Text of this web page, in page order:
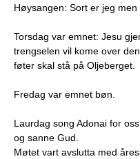
Høysangen: Sort er jeg men
Torsdag var emnet: Jesu
trengselen vil kome over
føter skal stå på Oljeberget.
Fredag var emnet bøn.
Laurdag song Adonai for
og sanne Gud.
Møtet vart avslutta med